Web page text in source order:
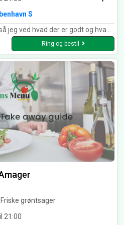
S
Wok laver det bedste Thai mad som jeg har smagt i Danmark. Det er næsten som om at spise i Thailand igen. Kan klart anbefales.
Ring og bestil
grøntsager
21:00